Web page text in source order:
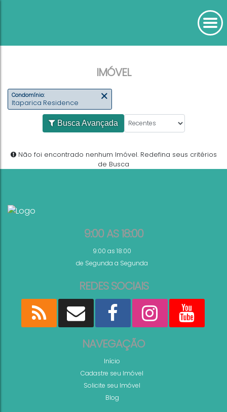
IMÓVEL
Condomínio:
Itaparica Residence
Busca Avançada
9:00 AS 18:00
9:00 as 18:00
de Segunda a Segunda
REDES SOCIAIS
NAVEGAÇÃO
Início
Cadastre seu Imóvel
Solicite seu Imóvel
Blog